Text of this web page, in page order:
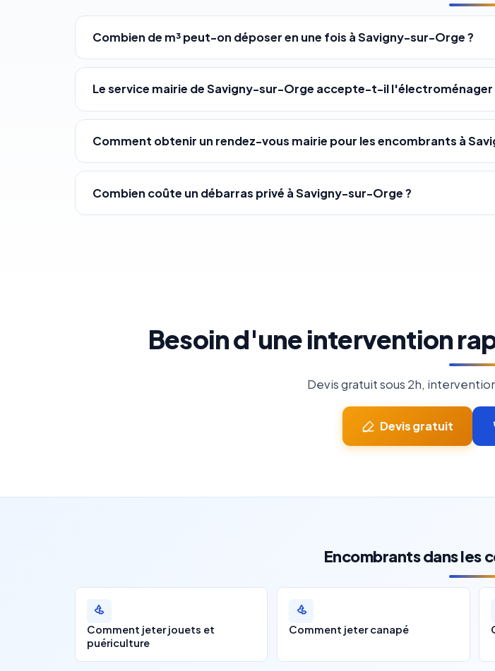
Combien de m³ peut-on déposer en une fois à Savigny-sur-Orge ?
Le service mairie de Savigny-sur-Orge accepte-t-il l'électroménager
Comment obtenir un rendez-vous mairie pour les encombrants à
Combien coûte un débarras privé à Savigny-sur-Orge ?
Besoin d'une intervention
Devis gratuit sous 2h,
Devis gratuit
Encombrants dans les
Comment jeter jouets et
puériculture
Comment jeter canapé